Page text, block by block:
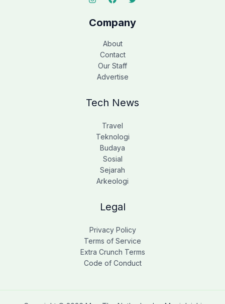
Company
About
Contact
Our Staff
Advertise
Tech News
Travel
Teknologi
Budaya
Sosial
Sejarah
Arkeologi
Legal
Privacy Policy
Terms of Service
Extra Crunch Terms
Code of Conduct